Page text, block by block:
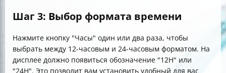
Шаг 3: Выбор формата времени
Нажмите кнопку "Часы" один или два раза, чтобы
выбрать между 12-часовым и 24-часовым форматом. На
дисплее должно появиться обозначение "12H" или
"24H". Это позволит вам установить удобный для вас